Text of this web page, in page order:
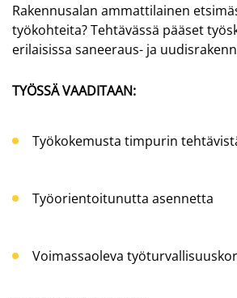
Rakennusalan ammattilainen
työkohteita? Tehtävässä pääset
erilaisissa saneeraus- ja
TYÖSSÄ VAADITAAN:
Työkokemusta timpurin
Työorientoitunutta asennetta
Voimassaoleva